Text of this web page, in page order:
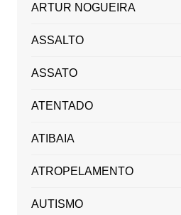
ARTUR NOGUEIRA
ASSALTO
ASSATO
ATENTADO
ATIBAIA
ATROPELAMENTO
AUTISMO